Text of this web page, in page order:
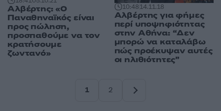
Αλβέρτης: «Ο
Παναθηναϊκός είναι
προς πώληση,
προσπαθούμε να τον
κρατήσουμε
ζωντανό»
10:4814.11.18
Αλβέρτης για φήμες
περί υποψηφιότητας
στην Αθήνα: “Δεν
μπορώ να καταλάβω
πώς προέκυψαν αυτές
οι ηλιθιότητες”
1
2